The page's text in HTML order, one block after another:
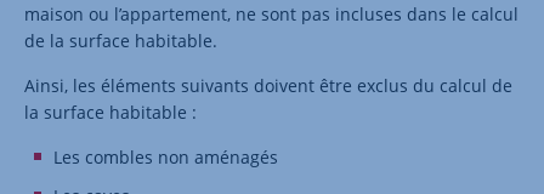
maison ou l’appartement, ne sont pas incluses dans le calcul
de la surface habitable.
Ainsi, les éléments suivants doivent être exclus du calcul de
la surface habitable :
Les combles non aménagés